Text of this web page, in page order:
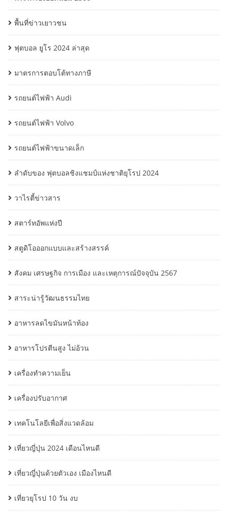
พื้นที่ข่าวเยาวชน
ฟุตบอล ยูโร 2024 ล่าสุด
มาตรการตอบโต้ทางภาษี
รถยนต์ไฟฟ้า Audi
รถยนต์ไฟฟ้า Volvo
รถยนต์ไฟฟ้าขนาดเล็ก
ลำดับของ ฟุตบอลชิงแชมป์แห่งชาติยุโรป 2024
วาไรตี้ข่าวสาร
สตาร์ทอัพแห่งปี
สตูดิโอออกแบบและสร้างสรรค์
สังคม เศรษฐกิจ การเมือง และเหตุการณ์ปัจจุบัน 2567
สาระน่ารู้วัฒนธรรมไทย
อาหารลดไขมันหน้าท้อง
อาหารโปรตีนสูง ไม่อ้วน
เครื่องทำความเย็น
เครื่องปรับอากาศ
เทคโนโลยีเพื่อสิ่งแวดล้อม
เที่ยวญี่ปุ่น 2024 เดือนไหนดี
เที่ยวญี่ปุ่นด้วยตัวเอง เมืองไหนดี
เที่ยวยุโรป 10 วัน งบ